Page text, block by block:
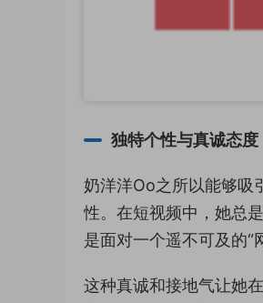
独特个性与真诚态度
奶洋洋Oo之所以能够吸
性。在短视频中，她总
是面对一个遥不可及的“
这种真诚和接地气让她